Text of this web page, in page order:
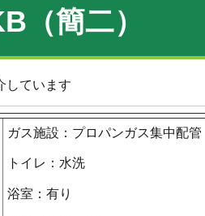
（簡二）
しています
ガス施設：プロパンガス集中配管
トイレ：水洗
浴室：有り